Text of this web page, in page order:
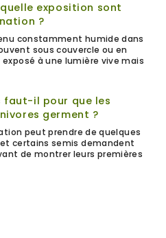
exposition sont
?
constamment humide dans
sous couvercle ou en
à une lumière vive mais
faut-il pour que les
germent ?
peut prendre de quelques
certains semis demandent
de montrer leurs premières